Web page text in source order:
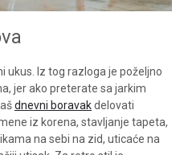
ukus. Iz tog razloga je poželjno
jer ako preterate sa jarkim
dnevni boravakdelovati
iz korena, stavljanje tapeta,
na sebi na zid, uticaće na